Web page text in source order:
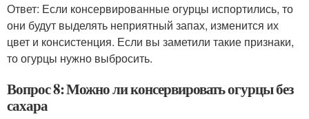
Ответ: Если консервированные огурцы испортились, то
они будут выделять неприятный запах, изменится их
цвет и консистенция. Если вы заметили такие признаки,
то огурцы нужно выбросить.
Вопрос 8: Можно ли консервировать огурцы без
сахара